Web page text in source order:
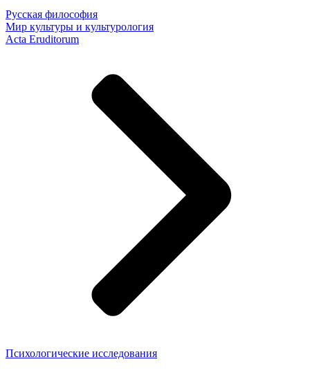
Русская философия
Мир культуры и культурология
Acta Eruditorum
Психологические исследования